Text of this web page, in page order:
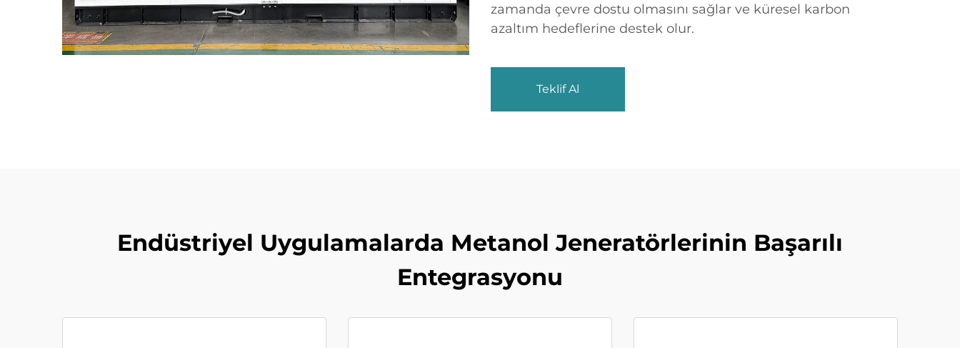
zamanda çevre dostu olmasını sağlar ve küresel karbon
azaltım hedeflerine destek olur.
Teklif Al
Endüstriyel Uygulamalarda Metanol Jeneratörlerinin Başarılı
Entegrasyonu